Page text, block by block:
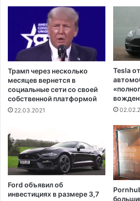
о
о
н
и
р
у
с
о
м
,
н
н
ы
е
д
а
ы
е
о
ф
н
Трамп через несколько
месяцев вернется в
социальные сети со своей
собственной платформой
22.03.2021
Tesla
Ford объявил об
инвестициях в размере 3,7